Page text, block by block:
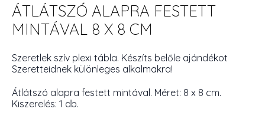
ÁTLÁTSZÓ ALAPRA FESTETT
MINTÁVAL 8 X 8 CM
Szeretlek szív plexi tábla. Készíts belőle ajándékot
Szeretteidnek különleges alkalmakra!
Átlátszó alapra festett mintával. Méret: 8 x 8 cm.
Kiszerelés: 1 db.